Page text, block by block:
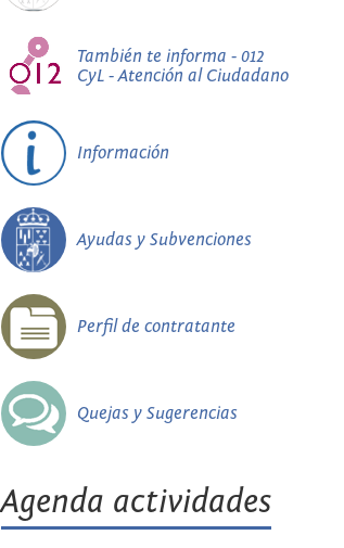
También te informa - 012
CyL - Atención al Ciudadano
Información
Ayudas y Subvenciones
Perfil de contratante
Quejas y Sugerencias
Agenda actividades